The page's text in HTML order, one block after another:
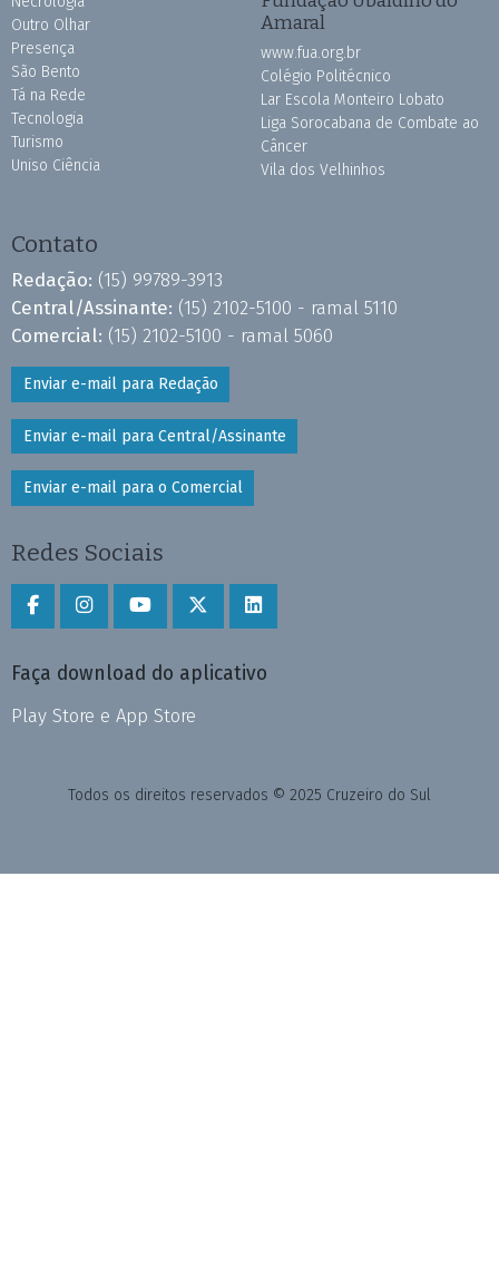
Outro Olhar
Presença
São Bento
Tá na Rede
Tecnologia
Turismo
Uniso Ciência
Amaral
www.fua.org.br
Colégio Politécnico
Lar Escola Monteiro Lobato
Liga Sorocabana de Combate ao
Câncer
Vila dos Velhinhos
Contato
Redação: (15) 99789-3913
Central/Assinante: (15) 2102-5100 - ramal 5110
Comercial: (15) 2102-5100 - ramal 5060
Enviar e-mail para Redação
Enviar e-mail para Central/Assinante
Enviar e-mail para o Comercial
Redes Sociais
Faça download do aplicativo
Play Store e App Store
Todos os direitos reservados © 2025 Cruzeiro do Sul